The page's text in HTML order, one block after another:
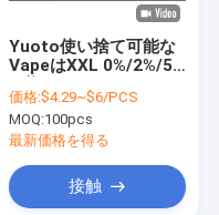
Yuoto使い捨て可能な
VapeはXXL 0%/2%/5%
卸し売りOEMと
Thanos 5000puffs 19
の味を吹くペンで書く
価格:$4.29~$6/PCS
MOQ:100pcs
最新価格を得る
接触